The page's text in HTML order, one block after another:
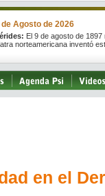
Agosto de 2026
El 9 de agosto de 1897
norteamericana inventó
en el